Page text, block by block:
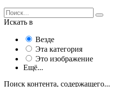
Искать в
Везде
Эта категория
Это изображение
Ещё...
Поиск контента, содержащего...